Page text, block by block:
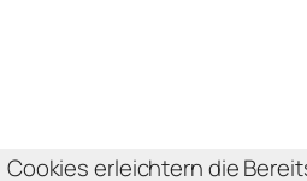
Cookies erleichtern die